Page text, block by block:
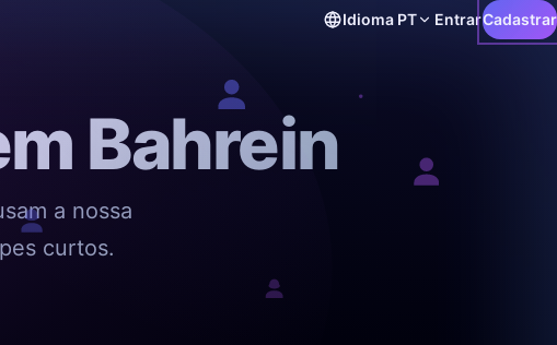
Idioma PT EntrarCadastrar
Bahrein
a nossa
curtos.